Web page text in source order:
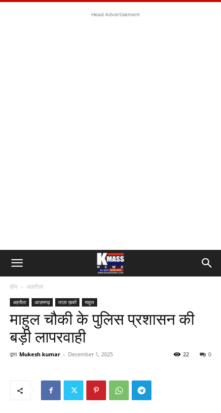
Head Advertisement
होम अहरौला
अहरौला आज़मगढ़ ताज़ा ख़बरें माहुल
माहुल चौकी के पुलिस प्रशासन की
बड़ी लापरवाही
द्वारा Mukesh kumar - December 1, 2025 0
22